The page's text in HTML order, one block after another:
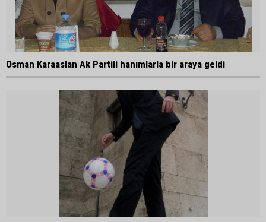
Osman Karaaslan Ak Partili hanımlarla bir araya geldi